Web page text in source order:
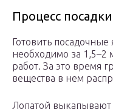
Процесс посадки
Готовить
необходимо за 1,5–2
работ. За это время
вещества в нем
Лопатой